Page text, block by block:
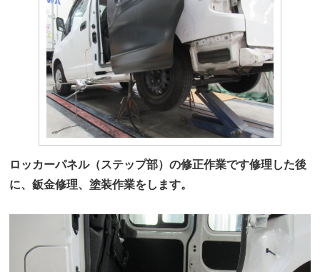
ロッカーパネル（ステップ部）の修正作業です修理した後
に、鈑金修理、塗装作業をします。